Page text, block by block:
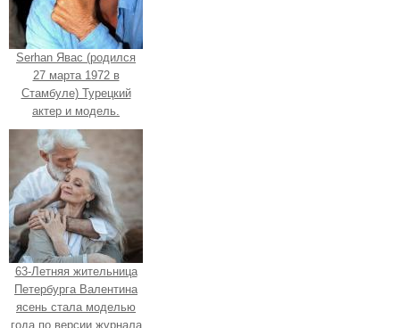
Serhan Явас (родился
27 марта 1972 в
Стамбуле) Турецкий
актер и модель.
63-Летняя жительница
Петербурга Валентина
ясень стала моделью
года по версии журнала